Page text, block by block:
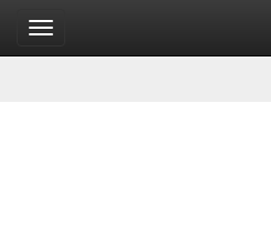
Toggle